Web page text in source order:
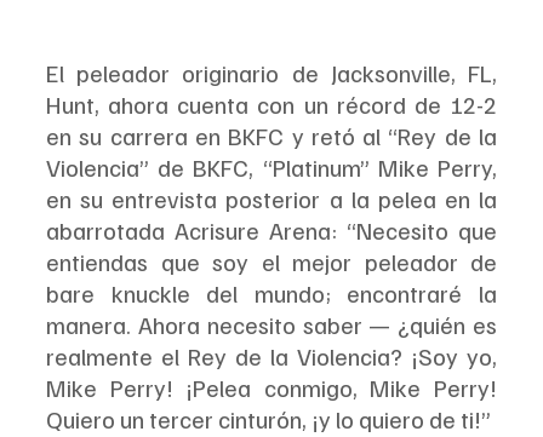
El peleador originario de Jacksonville, FL,
Hunt, ahora cuenta con un récord de 12-2
en su carrera en BKFC y retó al “Rey de la
Violencia” de BKFC, “Platinum” Mike Perry,
en su entrevista posterior a la pelea en la
abarrotada Acrisure Arena: “Necesito que
entiendas que soy el mejor peleador de
bare knuckle del mundo; encontraré la
manera. Ahora necesito saber — ¿quién es
realmente el Rey de la Violencia? ¡Soy yo,
Mike Perry! ¡Pelea conmigo, Mike Perry!
Quiero un tercer cinturón, ¡y lo quiero de ti!”